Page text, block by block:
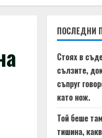
ПОСЛЕДНИ
Стоях в
сълзите,
съпруг
като нож.
Той беше
тишина,